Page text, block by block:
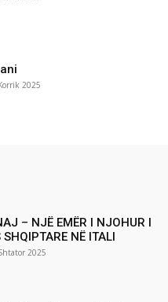
2025
– NJË EMËR I NJOHUR I
SHQIPTARE NË ITALI
2025